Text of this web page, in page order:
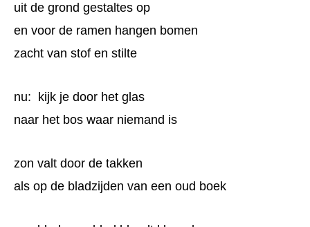
uit de grond gestaltes op
en voor de ramen hangen bomen
zacht van stof en stilte
nu: kijk je door het glas
naar het bos waar niemand is
zon valt door de takken
als op de bladzijden van een oud boek